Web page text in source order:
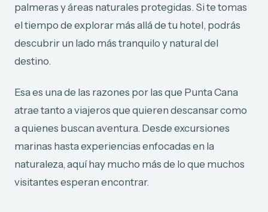
palmeras y áreas naturales protegidas. Si te tomas
el tiempo de explorar más allá de tu hotel, podrás
descubrir un lado más tranquilo y natural del
destino.
Esa es una de las razones por las que Punta Cana
atrae tanto a viajeros que quieren descansar como
a quienes buscan aventura. Desde excursiones
marinas hasta experiencias enfocadas en la
naturaleza, aquí hay mucho más de lo que muchos
visitantes esperan encontrar.